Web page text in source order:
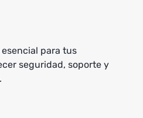
para tus
seguridad, soporte y